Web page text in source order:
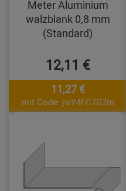
Meter Aluminium
walzblank 0,8 mm
(Standard)
12,11 €
11,27 €
mit Code: jwY4FC7G2m